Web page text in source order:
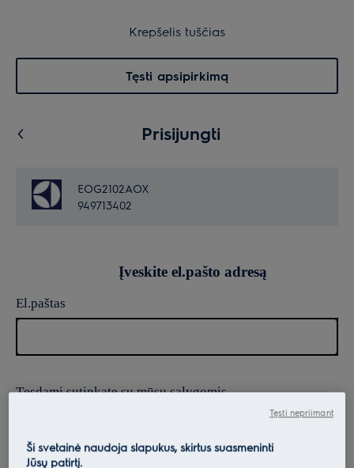
Menu 0
Krepšelis tuščias
Tęsti apsipirkimą
Prisijungti
EOG2102AOX
949713402
Įveskite el.pašto adresą
El.paštas
Tęsdami sutinkate su mūsų sąlygomis.
asmens duomenis, peržiūrėkite mūsų duomenų apsaugos
Ši svetainė naudoja slapukus, skirtus suasmeninti
Jūsų patirtį.
Tęsti nepriimant